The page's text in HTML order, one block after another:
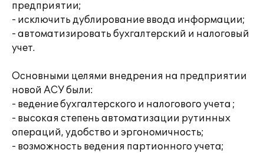
предприятии;
- исключить дублирование ввода информации;
- автоматизировать бухгалтерский и налоговый
учет.
Основными целями внедрения на предприятии
новой АСУ были:
- ведение бухгалтерского и налогового учета ;
- высокая степень автоматизации рутинных
операций, удобство и эргономичность;
- возможность ведения партионного учета;